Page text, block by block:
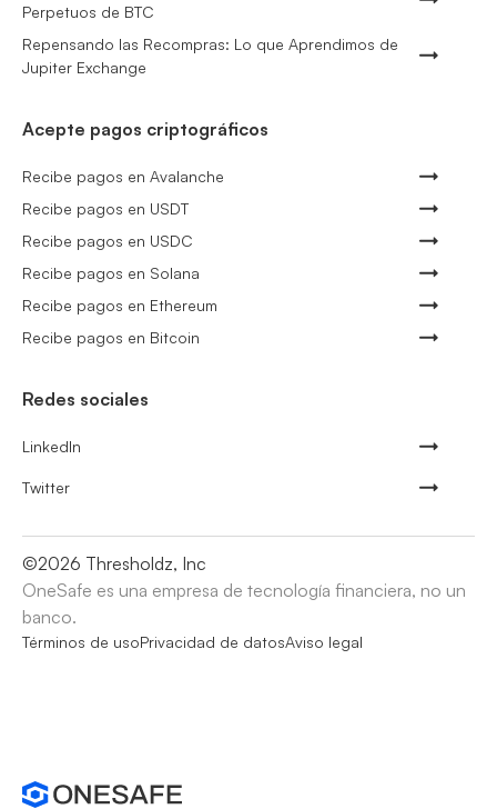
Perpetuos de BTC
Repensando las Recompras: Lo que Aprendimos de
Jupiter Exchange
Acepte pagos criptográficos
Recibe pagos en Avalanche
Recibe pagos en USDT
Recibe pagos en USDC
Recibe pagos en Solana
Recibe pagos en Ethereum
Recibe pagos en Bitcoin
Redes sociales
LinkedIn
Twitter
©2026 Thresholdz, Inc
OneSafe es una empresa de tecnología financiera, no un
banco.
Términos de usoPrivacidad de datosAviso legal